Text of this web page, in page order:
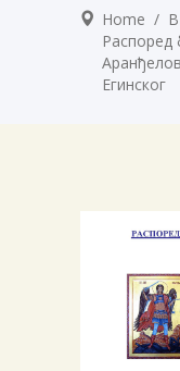
Home /
Распоред
Егинског